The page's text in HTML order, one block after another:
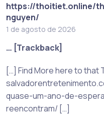
https://thoitiet.online/
nguyen/
1 de agosto de 2026
… [Trackback]
[…] Find More here to that
quase-um-ano-de-
reencontram/ […]